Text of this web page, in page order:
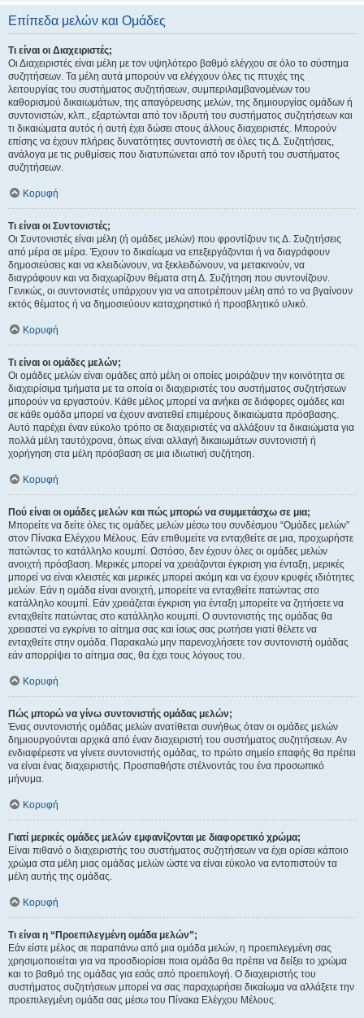
Επίπεδα μελών και Ομάδες
Τι είναι οι Διαχειριστές;
Οι Διαχειριστές είναι μέλη με τον υψηλότερο βαθμό ελέγχου σε όλο το σύστημα
συζητήσεων. Τα μέλη αυτά μπορούν να ελέγχουν όλες τις πτυχές της
λειτουργίας του συστήματος συζητήσεων, συμπεριλαμβανομένων του
καθορισμού δικαιωμάτων, της απαγόρευσης μελών, της δημιουργίας ομάδων ή
συντονιστών, κλπ., εξαρτώνται από τον ιδρυτή του συστήματος συζητήσεων και
τι δικαιώματα αυτός ή αυτή έχει δώσει στους άλλους διαχειριστές. Μπορούν
επίσης να έχουν πλήρεις δυνατότητες συντονιστή σε όλες τις Δ. Συζητήσεις,
ανάλογα με τις ρυθμίσεις που διατυπώνεται από τον ιδρυτή του συστήματος
συζητήσεων.
Κορυφή
Τι είναι οι Συντονιστές;
Οι Συντονιστές είναι μέλη (ή ομάδες μελών) που φροντίζουν τις Δ. Συζητήσεις
από μέρα σε μέρα. Έχουν το δικαίωμα να επεξεργάζονται ή να διαγράφουν
δημοσιεύσεις και να κλειδώνουν, να ξεκλειδώνουν, να μετακινούν, να
διαγράφουν και να διαχωρίζουν θέματα στη Δ. Συζήτηση που συντονίζουν.
Γενικώς, οι συντονιστές υπάρχουν για να αποτρέπουν μέλη από το να βγαίνουν
εκτός θέματος ή να δημοσιεύουν καταχρηστικό ή προσβλητικό υλικό.
Κορυφή
Τι είναι οι ομάδες μελών;
Οι ομάδες μελών είναι ομάδες από μέλη οι οποίες μοιράζουν την κοινότητα σε
διαχειρίσιμα τμήματα με τα οποία οι διαχειριστές του συστήματος συζητήσεων
μπορούν να εργαστούν. Κάθε μέλος μπορεί να ανήκει σε διάφορες ομάδες και
σε κάθε ομάδα μπορεί να έχουν ανατεθεί επιμέρους δικαιώματα πρόσβασης.
Αυτό παρέχει έναν εύκολο τρόπο σε διαχειριστές να αλλάξουν τα δικαιώματα για
πολλά μέλη ταυτόχρονα, όπως είναι αλλαγή δικαιωμάτων συντονιστή ή
χορήγηση στα μέλη πρόσβαση σε μια ιδιωτική συζήτηση.
Κορυφή
Πού είναι οι ομάδες μελών και πώς μπορώ να συμμετάσχω σε μια;
Μπορείτε να δείτε όλες τις ομάδες μελών μέσω του συνδέσμου “Ομάδες μελών”
στον Πίνακα Ελέγχου Μέλους. Εάν επιθυμείτε να ενταχθείτε σε μια, προχωρήστε
πατώντας το κατάλληλο κουμπί. Ωστόσο, δεν έχουν όλες οι ομάδες μελών
ανοιχτή πρόσβαση. Μερικές μπορεί να χρειάζονται έγκριση για ένταξη, μερικές
μπορεί να είναι κλειστές και μερικές μπορεί ακόμη και να έχουν κρυφές ιδιότητες
μελών. Εάν η ομάδα είναι ανοιχτή, μπορείτε να ενταχθείτε πατώντας στο
κατάλληλο κουμπί. Εάν χρειάζεται έγκριση για ένταξη μπορείτε να ζητήσετε να
ενταχθείτε πατώντας στο κατάλληλο κουμπί. Ο συντονιστής της ομάδας θα
χρειαστεί να εγκρίνει το αίτημα σας και ίσως σας ρωτήσει γιατί θέλετε να
ενταχθείτε στην ομάδα. Παρακαλώ μην παρενοχλήσετε τον συντονιστή ομάδας
εάν απορρίψει το αίτημα σας, θα έχει τους λόγους του.
Κορυφή
Πώς μπορώ να γίνω συντονιστής ομάδας μελών;
Ένας συντονιστής ομάδας μελών ανατίθεται συνήθως όταν οι ομάδες μελών
δημιουργούνται αρχικά από έναν διαχειριστή του συστήματος συζητήσεων. Αν
ενδιαφέρεστε να γίνετε συντονιστής ομάδας, το πρώτο σημείο επαφής θα πρέπει
να είναι ένας διαχειριστής. Προσπαθήστε στέλνοντάς του ένα προσωπικό
μήνυμα.
Κορυφή
Γιατί μερικές ομάδες μελών εμφανίζονται με διαφορετικό χρώμα;
Είναι πιθανό ο διαχειριστής του συστήματος συζητήσεων να έχει ορίσει κάποιο
χρώμα στα μέλη μιας ομάδας μελών ώστε να είναι εύκολο να εντοπιστούν τα
μέλη αυτής της ομάδας.
Κορυφή
Τι είναι η “Προεπιλεγμένη ομάδα μελών”;
Εάν είστε μέλος σε παραπάνω από μια ομάδα μελών, η προεπιλεγμένη σας
χρησιμοποιείται για να προσδιορίσει ποια ομάδα θα πρέπει να δείξει το χρώμα
και το βαθμό της ομάδας για εσάς από προεπιλογή. Ο διαχειριστής του
συστήματος συζητήσεων μπορεί να σας παραχωρήσει δικαίωμα να αλλάξετε την
προεπιλεγμένη ομάδα σας μέσω του Πίνακα Ελέγχου Μέλους.